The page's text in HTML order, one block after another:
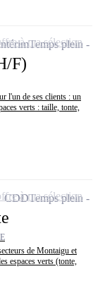
F)
l'un de ses clients : un
verts : taille, tonte,
Temps plein
à ma sélection
de Montaigu et
espaces verts (tonte,
CDDTemps plein
à ma sélection